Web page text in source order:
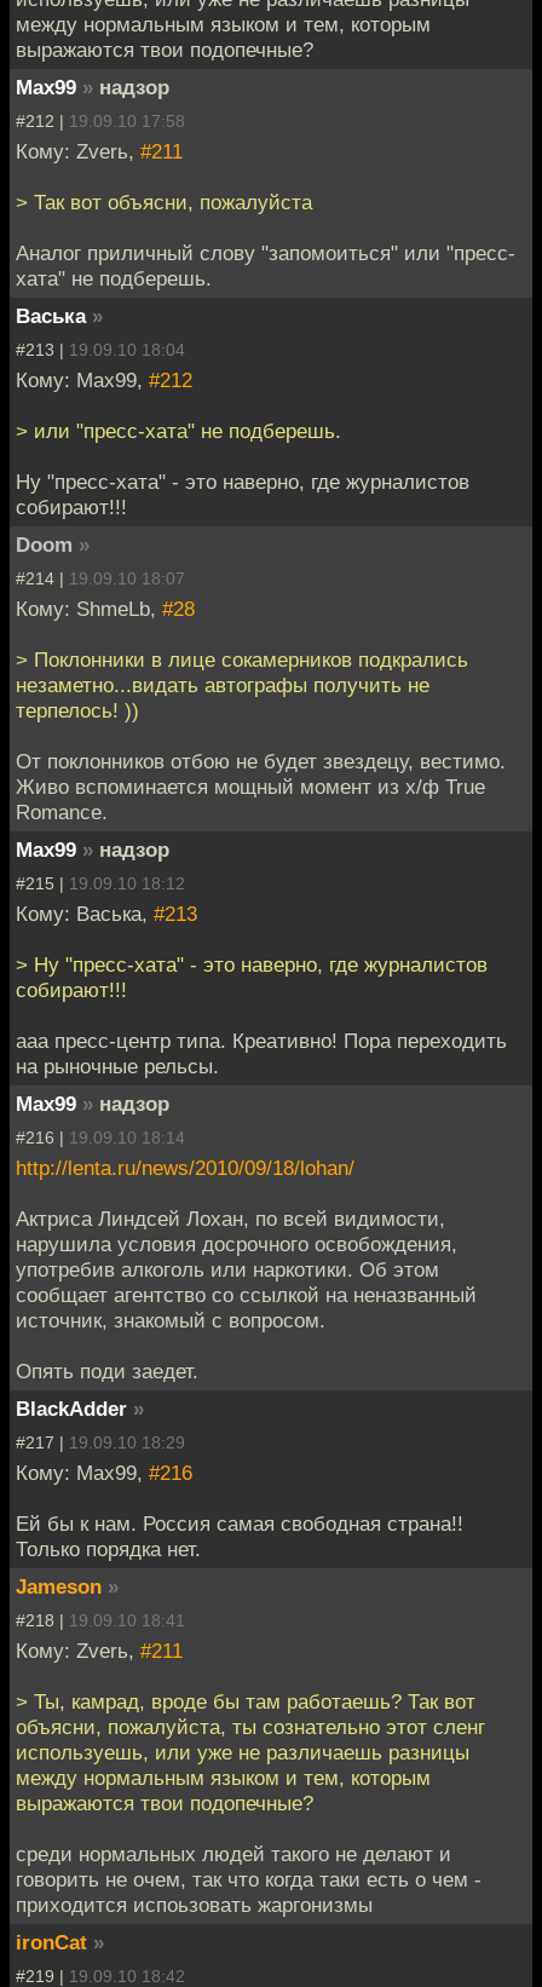
между нормальным языком и тем, которым
выражаются твои подопечные?
Max99 » надзор
#212 | 19.09.10 17:58
Кому: Zverь, #211
> Так вот объясни, пожалуйста
Аналог приличный слову "запомоиться" или "пресс-
хата" не подберешь.
Васька »
#213 | 19.09.10 18:04
Кому: Max99, #212
> или "пресс-хата" не подберешь.
Ну "пресс-хата" - это наверно, где журналистов
собирают!!!
Doom »
#214 | 19.09.10 18:07
Кому: ShmeLb, #28
> Поклонники в лице сокамерников подкрались
незаметно...видать автографы получить не
терпелось! ))
От поклонников отбою не будет звездецу, вестимо.
Живо вспоминается мощный момент из х/ф True
Romance.
Max99 » надзор
#215 | 19.09.10 18:12
Кому: Васька, #213
> Ну "пресс-хата" - это наверно, где журналистов
собирают!!!
ааа пресс-центр типа. Креативно! Пора переходить
на рыночные рельсы.
Max99 » надзор
#216 | 19.09.10 18:14
http://lenta.ru/news/2010/09/18/lohan/
Актриса Линдсей Лохан, по всей видимости,
нарушила условия досрочного освобождения,
употребив алкоголь или наркотики. Об этом
сообщает агентство со ссылкой на неназванный
источник, знакомый с вопросом.
Опять поди заедет.
BlackAdder »
#217 | 19.09.10 18:29
Кому: Max99, #216
Ей бы к нам. Россия самая свободная страна!!
Только порядка нет.
Jameson »
#218 | 19.09.10 18:41
Кому: Zverь, #211
> Ты, камрад, вроде бы там работаешь? Так вот
объясни, пожалуйста, ты сознательно этот сленг
используешь, или уже не различаешь разницы
между нормальным языком и тем, которым
выражаются твои подопечные?
среди нормальных людей такого не делают и
говорить не очем, так что когда таки есть о чем -
приходится испоьзовать жаргонизмы
ironCat »
#219 | 19.09.10 18:42